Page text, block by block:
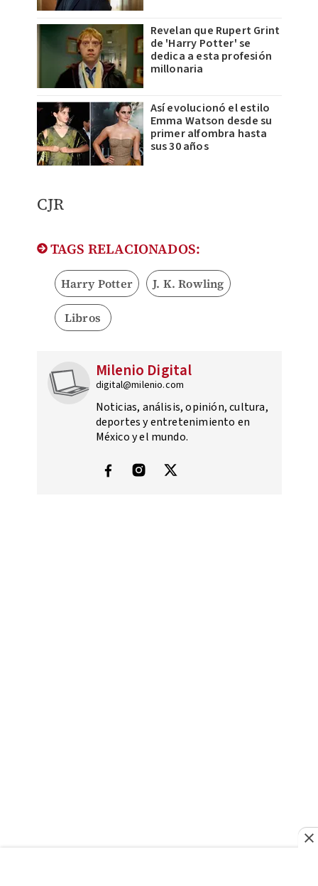
Revelan que Rupert Grint
de 'Harry Potter' se
dedica a esta profesión
millonaria
Así evolucionó el estilo
Emma Watson desde su
primer alfombra hasta
sus 30 años
CJR
TAGS RELACIONADOS:
Harry Potter J. K. Rowling
Libros
Milenio Digital
digital@milenio.com
Noticias, análisis, opinión, cultura,
deportes y entretenimiento en
México y el mundo.